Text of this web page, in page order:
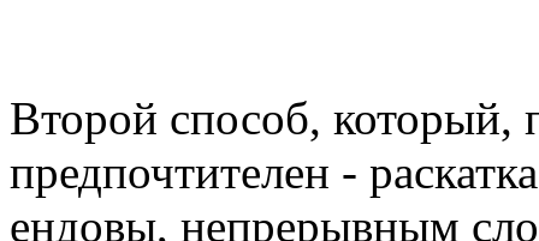
Второй способ, который,
предпочтителен -
ендовы, непрерывным